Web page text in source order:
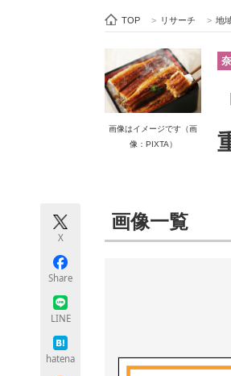
ビジネスと働き方の
ITエンジニア向け専門
TOP > リサーチ > 地
画像はイメージです（画
像：PIXTA）
X
Share
LINE
hatena
画像一覧